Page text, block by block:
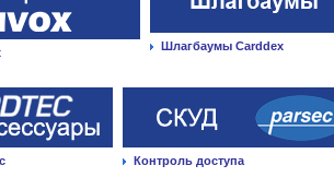
Шлагбаумы Carddex
Контроль доступа